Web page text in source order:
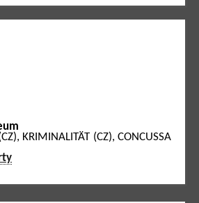
KRIMINALITÄT (CZ), CONCUSSA